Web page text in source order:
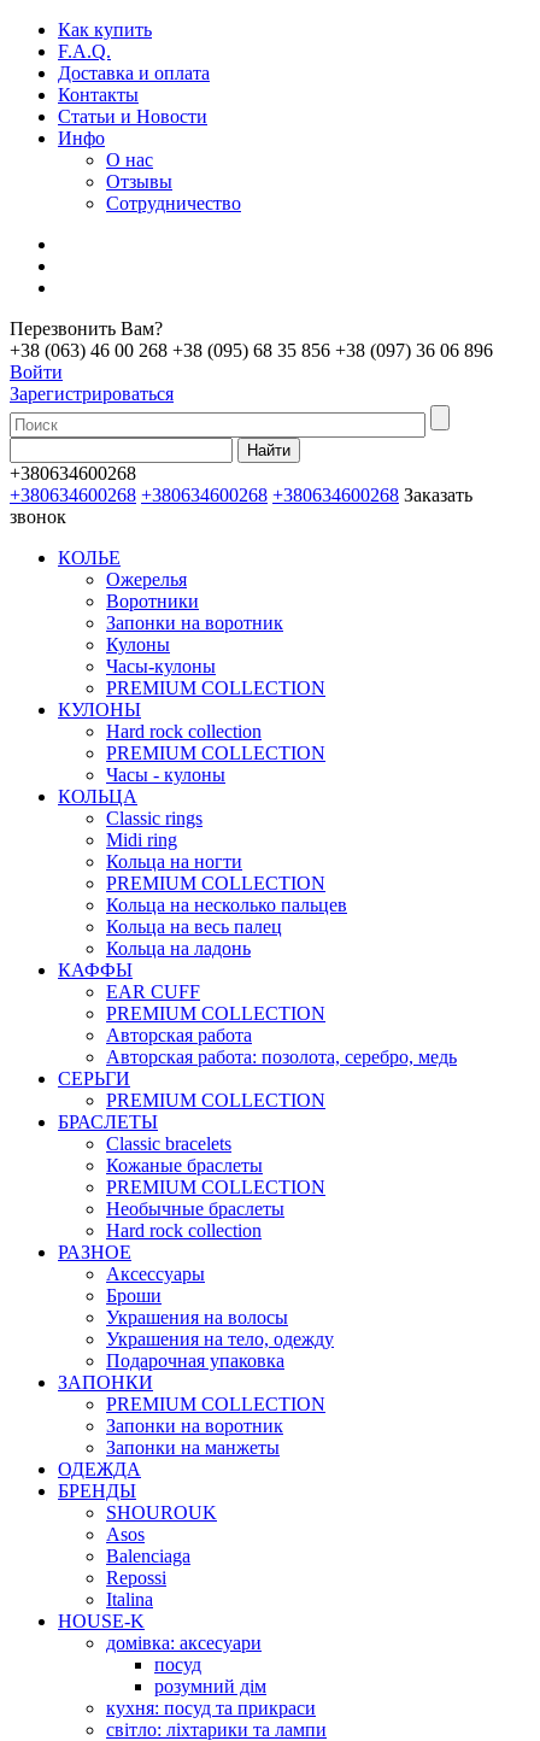
Как купить
F.A.Q.
Доставка и оплата
Контакты
Статьи и Новости
Инфо
О нас
Отзывы
Сотрудничество
Перезвонить Вам?
+38 (063) 46 00 268 +38 (095) 68 35 856 +38 (097) 36 06 896
Войти
Зарегистрироваться
+380634600268
+380634600268 +380634600268 +380634600268 Заказать
звонок
КОЛЬЕ
Ожерелья
Воротники
Запонки на воротник
Кулоны
Часы-кулоны
PREMIUM COLLECTION
КУЛОНЫ
Hard rock collection
PREMIUM COLLECTION
Часы - кулоны
КОЛЬЦА
Classic rings
Midi ring
Кольца на ногти
PREMIUM COLLECTION
Кольца на несколько пальцев
Кольца на весь палец
Кольца на ладонь
КАФФЫ
EAR CUFF
PREMIUM COLLECTION
Авторская работа
Авторская работа: позолота, серебро, медь
СЕРЬГИ
PREMIUM COLLECTION
БРАСЛЕТЫ
Classic bracelets
Кожаные браслеты
PREMIUM COLLECTION
Необычные браслеты
Hard rock collection
РАЗНОЕ
Аксессуары
Броши
Украшения на волосы
Украшения на тело, одежду
Подарочная упаковка
ЗАПОНКИ
PREMIUM COLLECTION
Запонки на воротник
Запонки на манжеты
ОДЕЖДА
БРЕНДЫ
SHOUROUK
Asos
Balenciaga
Repossi
Italina
HOUSE-K
домівка: аксесуари
посуд
розумний дім
кухня: посуд та прикраси
світло: ліхтарики та лампи